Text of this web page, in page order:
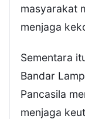
masyarakat
menjaga
Sementara
Bandar
Pancasila
menjaga